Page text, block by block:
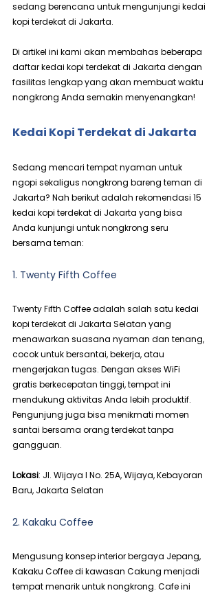
sedang berencana untuk mengunjungi kedai
kopi terdekat di Jakarta.
Di artikel ini kami akan membahas beberapa
daftar kedai kopi terdekat di Jakarta dengan
fasilitas lengkap yang akan membuat waktu
nongkrong Anda semakin menyenangkan!
Kedai Kopi Terdekat di Jakarta
Sedang mencari tempat nyaman untuk
ngopi sekaligus nongkrong bareng teman di
Jakarta? Nah berikut adalah rekomendasi 15
kedai kopi terdekat di Jakarta yang bisa
Anda kunjungi untuk nongkrong seru
bersama teman:
1. Twenty Fifth Coffee
Twenty Fifth Coffee adalah salah satu kedai
kopi terdekat di Jakarta Selatan yang
menawarkan suasana nyaman dan tenang,
cocok untuk bersantai, bekerja, atau
mengerjakan tugas. Dengan akses WiFi
gratis berkecepatan tinggi, tempat ini
mendukung aktivitas Anda lebih produktif.
Pengunjung juga bisa menikmati momen
santai bersama orang terdekat tanpa
gangguan.
Lokasi: Jl. Wijaya I No. 25A, Wijaya, Kebayoran
Baru, Jakarta Selatan
2. Kakaku Coffee
Mengusung konsep interior bergaya Jepang,
Kakaku Coffee di kawasan Cakung menjadi
tempat menarik untuk nongkrong. Cafe ini